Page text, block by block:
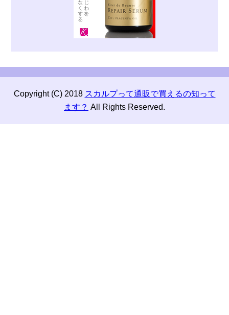
Copyright (C) 2018 スカルプって通販で買えるの知って
ます？ All Rights Reserved.